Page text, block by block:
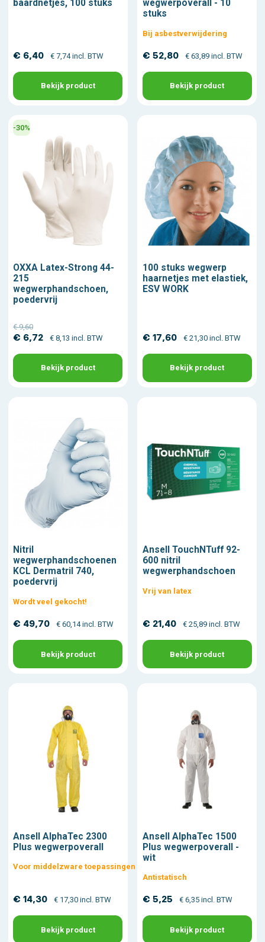
baardnetjes, 100 stuks
€ 6,40 € 7,74 incl. BTW
Bekijk product
wegwerpoverall - 10
stuks
Bij asbestverwijdering
€ 52,80 € 63,89 incl. BTW
Bekijk product
-30%
OXXA Latex-Strong 44-
215
wegwerphandschoen,
poedervrij
€ 9,60
€ 6,72 € 8,13 incl. BTW
Bekijk product
100 stuks wegwerp
haarnetjes met elastiek,
ESV WORK
€ 17,60 € 21,30 incl. BTW
Bekijk product
Nitril
wegwerphandschoenen
KCL Dermatril 740,
poedervrij
Wordt veel gekocht!
€ 49,70 € 60,14 incl. BTW
Bekijk product
Ansell TouchNTuff 92-
600 nitril
wegwerphandschoen
Vrij van latex
€ 21,40 € 25,89 incl. BTW
Bekijk product
Ansell AlphaTec 2300
Plus wegwerpoverall
Voor middelzware toepassingen
€ 14,30 € 17,30 incl. BTW
Bekijk product
Ansell AlphaTec 1500
Plus wegwerpoverall -
wit
Antistatisch
€ 5,25 € 6,35 incl. BTW
Bekijk product